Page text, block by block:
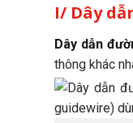
I/ Dây
Dây dẫn
thông khác